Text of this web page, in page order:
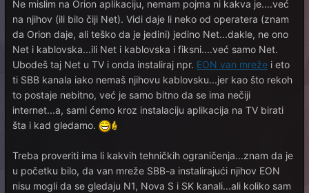
Ne mislim na Orion aplikaciju, nemam pojma ni kakva je....već
na njihov (ili bilo čiji Net). Vidi daje li neko od operatera (znam
da Orion daje, ali teško da je jedini) jedino Net...dakle, ne ono
Net i kablovska...ili Net i kablovska i fiksni....već samo Net.
Ubodeš taj Net u TV i onda instaliraj npr. EON van mreže i eto
ti SBB kanala iako nemaš njihovu kablovsku...jer kao što rekoh
to postaje nebitno, već je samo bitno da se ima nečiji
internet...a, sami ćemo kroz instalaciju aplikacija na TV birati
šta i kad gledamo.
Treba proveriti ima li kakvih tehničkih ograničenja...znam da je
u početku bilo, da van mreže SBB-a instalirajući njihov EON
nisu mogli da se gledaju N1, Nova S i SK kanali...ali koliko sam